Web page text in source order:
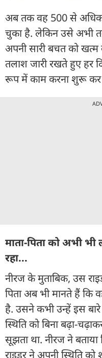
अब तक वह 500 से
चुका है. लेकिन उसे अभी
अपनी सारी बचत को खत्म
तलाश जारी रखते हुए हर
रूप में काम करना शुरू कर
माता-पिता को अभी भी
रहा...
नीरज के मुताबिक, उस
पिता अब भी मानते हैं कि
है. उसने कभी उन्हें इस
स्थिति को बिना बढ़ा-
सूझता था. नीरज ने
राइडर ने अपनी स्थिति को